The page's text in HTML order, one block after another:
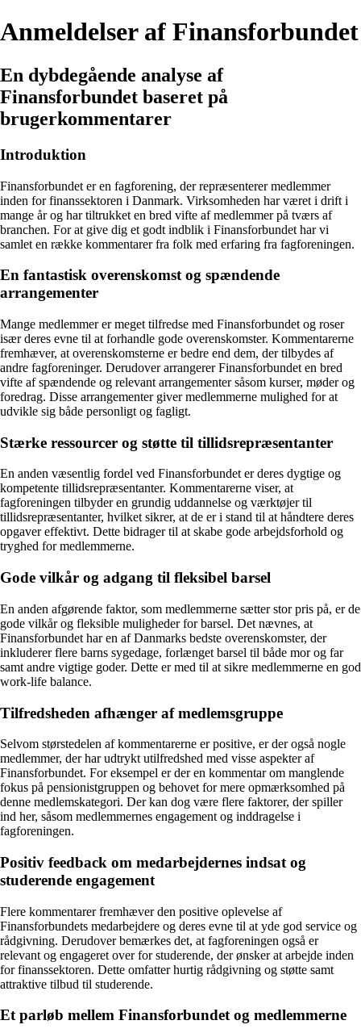
Anmeldelser af Finansforbundet
En dybdegående analyse af
Finansforbundet baseret på
brugerkommentarer
Introduktion
Finansforbundet er en fagforening, der repræsenterer medlemmer
inden for finanssektoren i Danmark. Virksomheden har været i drift i
mange år og har tiltrukket en bred vifte af medlemmer på tværs af
branchen. For at give dig et godt indblik i Finansforbundet har vi
samlet en række kommentarer fra folk med erfaring fra fagforeningen.
En fantastisk overenskomst og spændende
arrangementer
Mange medlemmer er meget tilfredse med Finansforbundet og roser
især deres evne til at forhandle gode overenskomster. Kommentarerne
fremhæver, at overenskomsterne er bedre end dem, der tilbydes af
andre fagforeninger. Derudover arrangerer Finansforbundet en bred
vifte af spændende og relevant arrangementer såsom kurser, møder og
foredrag. Disse arrangementer giver medlemmerne mulighed for at
udvikle sig både personligt og fagligt.
Stærke ressourcer og støtte til tillidsrepræsentanter
En anden væsentlig fordel ved Finansforbundet er deres dygtige og
kompetente tillidsrepræsentanter. Kommentarerne viser, at
fagforeningen tilbyder en grundig uddannelse og værktøjer til
tillidsrepræsentanter, hvilket sikrer, at de er i stand til at håndtere deres
opgaver effektivt. Dette bidrager til at skabe gode arbejdsforhold og
tryghed for medlemmerne.
Gode vilkår og adgang til fleksibel barsel
En anden afgørende faktor, som medlemmerne sætter stor pris på, er de
gode vilkår og fleksible muligheder for barsel. Det nævnes, at
Finansforbundet har en af Danmarks bedste overenskomster, der
inkluderer flere barns sygedage, forlænget barsel til både mor og far
samt andre vigtige goder. Dette er med til at sikre medlemmerne en god
work-life balance.
Tilfredsheden afhænger af medlemsgruppe
Selvom størstedelen af kommentarerne er positive, er der også nogle
medlemmer, der har udtrykt utilfredshed med visse aspekter af
Finansforbundet. For eksempel er der en kommentar om manglende
fokus på pensionistgruppen og behovet for mere opmærksomhed på
denne medlemskategori. Der kan dog være flere faktorer, der spiller
ind her, såsom medlemmernes engagement og inddragelse i
fagforeningen.
Positiv feedback om medarbejdernes indsat og
studerende engagement
Flere kommentarer fremhæver den positive oplevelse af
Finansforbundets medarbejdere og deres evne til at yde god service og
rådgivning. Derudover bemærkes det, at fagforeningen også er
relevant og engageret over for studerende, der ønsker at arbejde inden
for finanssektoren. Dette omfatter hurtig rådgivning og støtte samt
attraktive tilbud til studerende.
Et parløb mellem Finansforbundet og medlemmerne